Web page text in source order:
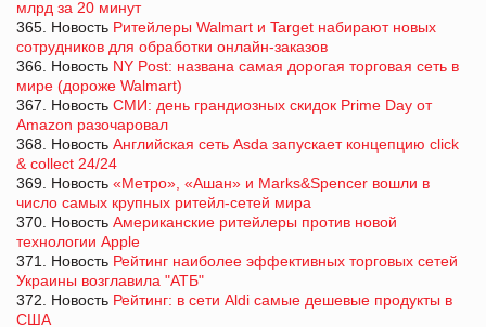
млрд за 20 минут
365. Новость Ритейлеры Walmart и Target набирают новых
сотрудников для обработки онлайн-заказов
366. Новость NY Post: названа самая дорогая торговая сеть в
мире (дороже Walmart)
367. Новость СМИ: день грандиозных скидок Prime Day от
Amazon разочаровал
368. Новость Английская сеть Asda запускает концепцию click
& collect 24/24
369. Новость «Метро», «Ашан» и Marks&Spencer вошли в
число самых крупных ритейл-сетей мира
370. Новость Американские ритейлеры против новой
технологии Apple
371. Новость Рейтинг наиболее эффективных торговых сетей
Украины возглавила "АТБ"
372. Новость Рейтинг: в сети Aldi самые дешевые продукты в
США